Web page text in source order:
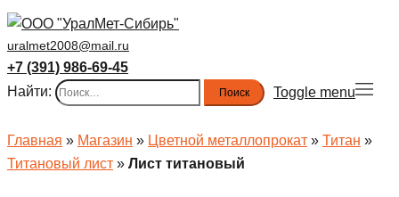
uralmet2008@mail.ru
+7 (391) 986-69-45
Найти:
Toggle menu
Главная » Магазин » Цветной металлопрокат » Титан »
Титановый лист » Лист титановый